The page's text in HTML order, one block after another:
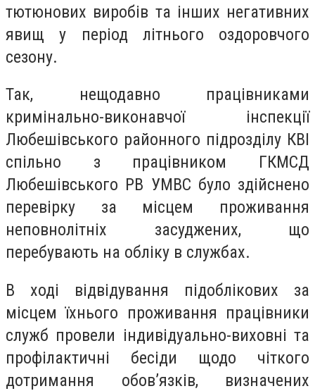
тютюнових виробів та інших негативних
явищ у період літнього оздоровчого
сезону.
Так, нещодавно працівниками
кримінально-виконавчої інспекції
Любешівського районного підрозділу КВІ
спільно з працівником ГКМСД
Любешівського РВ УМВС було здійснено
перевірку за місцем проживання
неповнолітніх засуджених, що
перебувають на обліку в службах.
В ході відвідування підоблікових за
місцем їхнього проживання працівники
служб провели індивідуально-виховні та
профілактичні бесіди щодо чіткого
дотримання обов’язків, визначених